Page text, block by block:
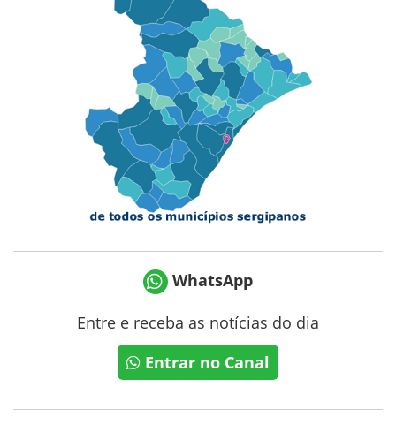
WhatsApp
Entre e receba as notícias do dia
Entrar no Canal